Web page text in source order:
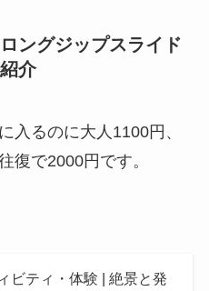
ングジップスライド
介
入るのに大人1100円、
復で2000円です。
ビティ・体験 | 絶景と発